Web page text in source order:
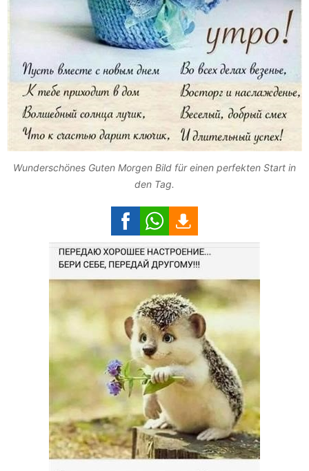
Wunderschönes Guten Morgen Bild für einen perfekten Start in
den Tag.